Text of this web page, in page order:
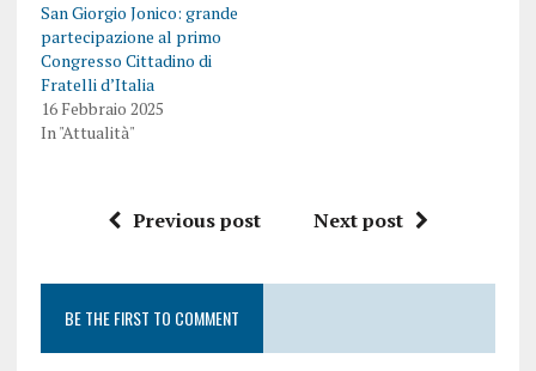
San Giorgio Jonico: grande
partecipazione al primo
Congresso Cittadino di
Fratelli d’Italia
16 Febbraio 2025
In "Attualità"
Previous post Next post
BE THE FIRST TO COMMENT